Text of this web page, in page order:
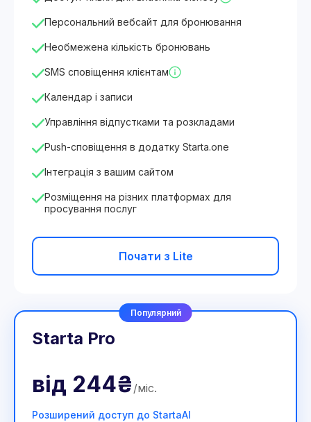
Персональний вебсайт для бронювання
Необмежена кількість бронювань
SMS сповіщення клієнтам
Календар і записи
Управління відпустками та розкладами
Push-сповіщення в додатку Starta.one
Інтеграція з вашим сайтом
Розміщення на різних платформах для
просування послуг
Почати з Lite
Популярний
Starta Pro
від 244₴ /міс.
Розширений доступ до StartaAI